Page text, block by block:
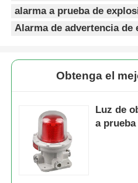
alarma a prueba de
Alarma de advertencia de
Obtenga el
Luz de
a